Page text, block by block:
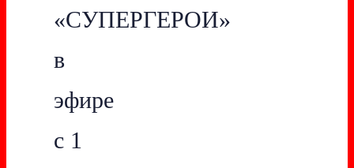
«СУПЕРГЕРОИ»
в
эфире
с 1